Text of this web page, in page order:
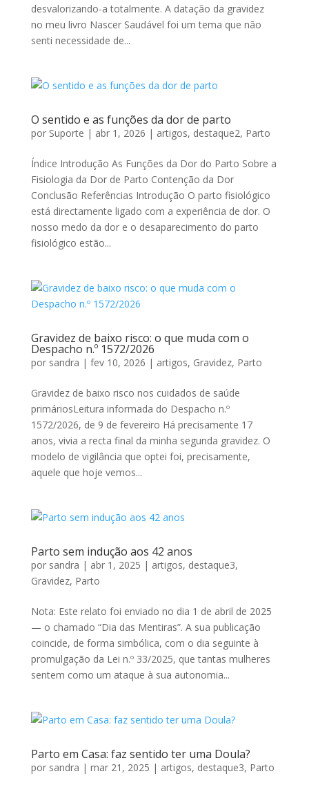
desvalorizando-a totalmente. A datação da gravidez
no meu livro Nascer Saudável foi um tema que não
senti necessidade de...
O sentido e as funções da dor de parto
por Suporte | abr 1, 2026 | artigos, destaque2, Parto
Índice Introdução As Funções da Dor do Parto Sobre a
Fisiologia da Dor de Parto Contenção da Dor
Conclusão Referências Introdução O parto fisiológico
está directamente ligado com a experiência de dor. O
nosso medo da dor e o desaparecimento do parto
fisiológico estão...
Gravidez de baixo risco: o que muda com o
Despacho n.º 1572/2026
por sandra | fev 10, 2026 | artigos, Gravidez, Parto
Gravidez de baixo risco nos cuidados de saúde
primáriosLeitura informada do Despacho n.º
1572/2026, de 9 de fevereiro Há precisamente 17
anos, vivia a recta final da minha segunda gravidez. O
modelo de vigilância que optei foi, precisamente,
aquele que hoje vemos...
Parto sem indução aos 42 anos
por sandra | abr 1, 2025 | artigos, destaque3,
Gravidez, Parto
Nota: Este relato foi enviado no dia 1 de abril de 2025
— o chamado “Dia das Mentiras”. A sua publicação
coincide, de forma simbólica, com o dia seguinte à
promulgação da Lei n.º 33/2025, que tantas mulheres
sentem como um ataque à sua autonomia...
Parto em Casa: faz sentido ter uma Doula?
por sandra | mar 21, 2025 | artigos, destaque3, Parto